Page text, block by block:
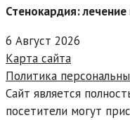
Стенокардия:
6 Август 2026
Карта сайта
Политика
Сайт является
посетители могут